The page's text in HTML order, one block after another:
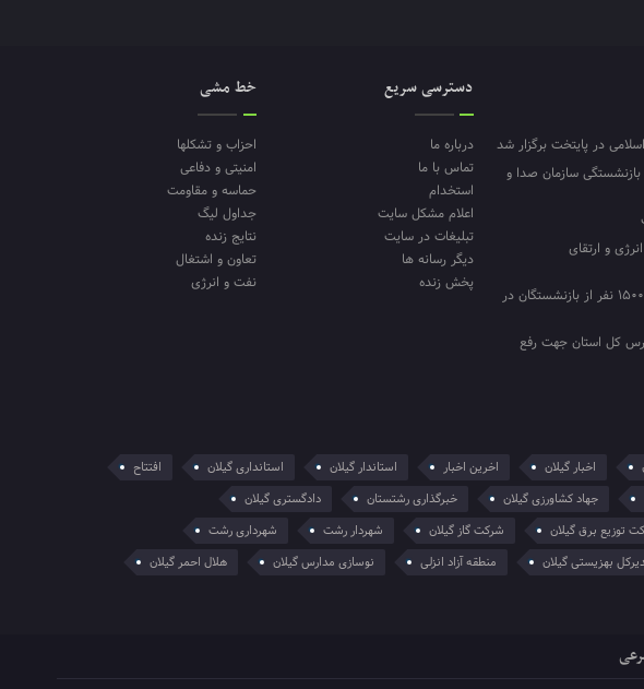
در پایتخت برگزار شد
بازنشستگی سازمان صدا و
و ارتقای
پاسخگوئی به سوالات و رفع ابهامات بیش از ۱۵۰۰۰ نفر از بازنشستگان در
کل استان جهت رفع
دسترسی سریع
درباره ما
تماس با ما
استخدام
اعلام مشکل سایت
تبلیغات در سایت
دیگر رسانه ها
پخش زنده
خط مشی
احزاب و تشکلها
امنیتی و دفاعی
حماسه و مقاومت
جداول لیگ
نتایج زنده
تعاون و اشتغال
نفت و انرژی
اخبار گیلان اخرین اخبار استاندار گیلان استانداری گیلان
افتتاح
جهاد کشاورزی گیلان خبرگذاری رشتستان
دادگستری گیلان
توزیع برق گیلان شرکت گاز گیلان شهردار رشت
شهرداری رشت
بهزیستی گیلان منطقه آزاد انزلی نوسازی مدارس گیلان
هلال احمر گیلان